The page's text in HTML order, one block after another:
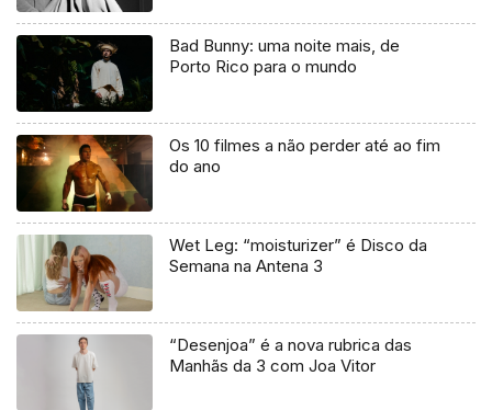
Bad Bunny: uma noite mais, de
Porto Rico para o mundo
Os 10 filmes a não perder até ao fim
do ano
Wet Leg: “moisturizer” é Disco da
Semana na Antena 3
“Desenjoa” é a nova rubrica das
Manhãs da 3 com Joa Vitor